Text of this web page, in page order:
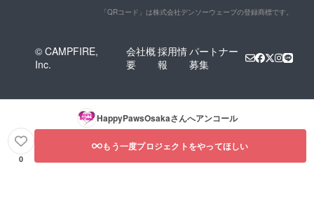
「QRコード」は株式会社デンソーウェーブの登録商標です。
© CAMPFIRE,
Inc.
会社概
要
採用情
報
パートナー
募集
HappyPawsOsakaさんへアンコール
0
もう一度プロジェクトをやってほしい